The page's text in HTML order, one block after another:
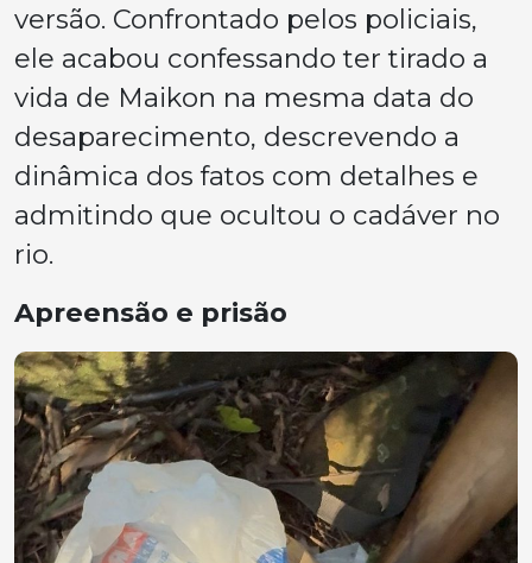
versão. Confrontado pelos policiais,
ele acabou confessando ter tirado a
vida de Maikon na mesma data do
desaparecimento, descrevendo a
dinâmica dos fatos com detalhes e
admitindo que ocultou o cadáver no
rio.
Apreensão e prisão